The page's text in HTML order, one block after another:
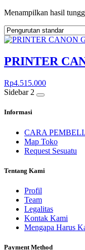
Menampilkan hasil
PRINTER
Rp4.515.000
Sidebar 2
Informasi
CARA
Map Toko
Request Sesuatu
Tentang Kami
Profil
Team
Legalitas
Kontak Kami
Mengapa Harus
Payment Method